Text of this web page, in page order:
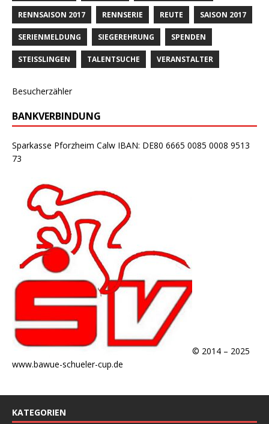
RENNSAISON 2017 RENNSERIE REUTE SAISON 2017
SERIENMELDUNG SIEGEREHRUNG SPENDEN
STEISSLINGEN TALENTSUCHE VERANSTALTER
Besucherzähler
BANKVERBINDUNG
Sparkasse Pforzheim Calw IBAN: DE80 6665 0085 0008 9513
73
© 2014 – 2025
www.bawue-schueler-cup.de
KATEGORIEN